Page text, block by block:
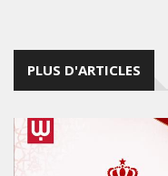
PLUS D'ARTICLES